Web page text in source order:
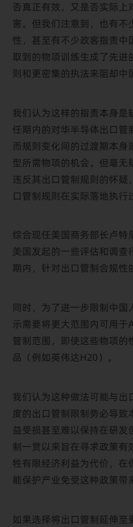
否真正有效，又是否实际上
害。但我们注意到，也有
性，甚至有不少政客指责
取到的物项训练生成了先
则和更密集的执法来阻却中
我们认为这样的指责本身
任期内的对华半导体出口管
而规则变化间的过渡期本
型所需物项的机会。但毫
违反其出口管制规则的怀疑
口管制规则在实际落地执行
综合现任美国商务部长卢特
美国发起的一些评估和调查
期内，针对出口管制合规性
同时，为了进一步限制中
示需要将更大范围内可用于
管制范围，即使这些物项的
品（例如英伟达H20）。
我们认为这种做法可能与
度的出口管制限制势必导致
益受损甚至难以保持在研
制一贯以来旨在寻求政策有
牲有限经济利益为代价，在
能保护产业免受这种政策带
如果选择将出口管制延伸